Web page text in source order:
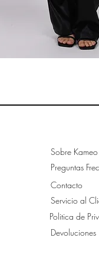
Sobre Kameo
Preguntas
Contacto
Servicio al
Politica de
Devoluciones